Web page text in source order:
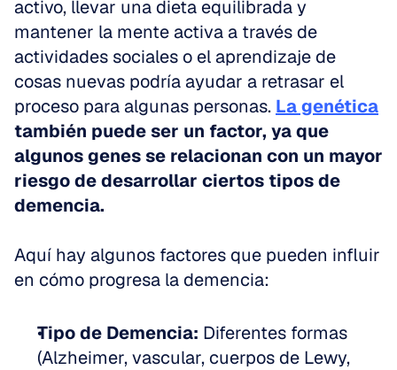
activo, llevar una dieta equilibrada y
mantener la mente activa a través de
actividades sociales o el aprendizaje de
cosas nuevas podría ayudar a retrasar el
proceso para algunas personas. La genética
también puede ser un factor, ya que
algunos genes se relacionan con un mayor
riesgo de desarrollar ciertos tipos de
demencia.
Aquí hay algunos factores que pueden influir
en cómo progresa la demencia:
Tipo de Demencia: Diferentes formas
(Alzheimer, vascular, cuerpos de Lewy,